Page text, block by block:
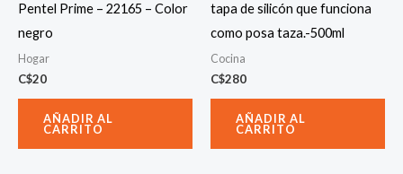
Pentel Prime – 22165 – Color
negro
Hogar
C$20
AÑADIR AL
CARRITO
tapa de silicón que funciona
como posa taza.-500ml
Cocina
C$280
AÑADIR AL
CARRITO